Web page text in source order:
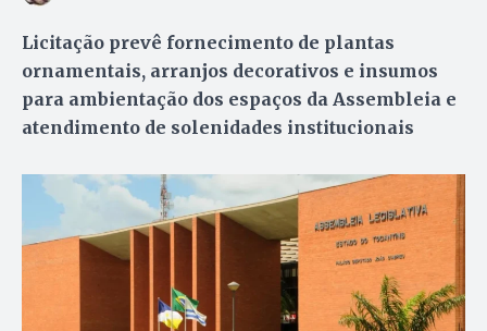
Licitação prevê fornecimento de plantas
ornamentais, arranjos decorativos e insumos
para ambientação dos espaços da Assembleia e
atendimento de solenidades institucionais